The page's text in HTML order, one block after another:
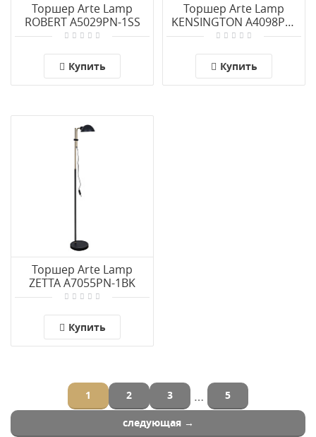
Торшер Arte Lamp
ROBERT A5029PN-1SS
Купить
Торшер Arte Lamp
KENSINGTON A4098PN-
1CC
Купить
Торшер Arte Lamp
ZETTA A7055PN-1BK
Купить
1 2 3 … 5
следующая →